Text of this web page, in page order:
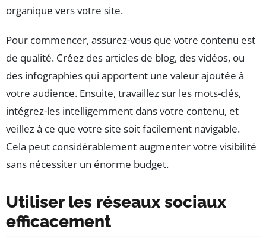
organique vers votre site.
Pour commencer, assurez-vous que votre contenu est
de qualité. Créez des articles de blog, des vidéos, ou
des infographies qui apportent une valeur ajoutée à
votre audience. Ensuite, travaillez sur les mots-clés,
intégrez-les intelligemment dans votre contenu, et
veillez à ce que votre site soit facilement navigable.
Cela peut considérablement augmenter votre visibilité
sans nécessiter un énorme budget.
Utiliser les réseaux sociaux
efficacement